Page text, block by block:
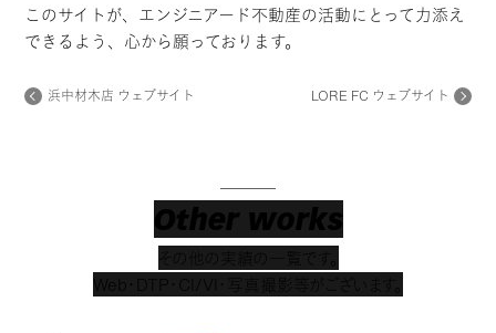
このサイトが、エンジニアード不動産の活動にとって力添え
できるよう、心から願っております。
浜中材木店 ウェブサイト LORE FC ウェブサイト
Other works
Web・DTP・CI/VI・写真撮影等がございます。